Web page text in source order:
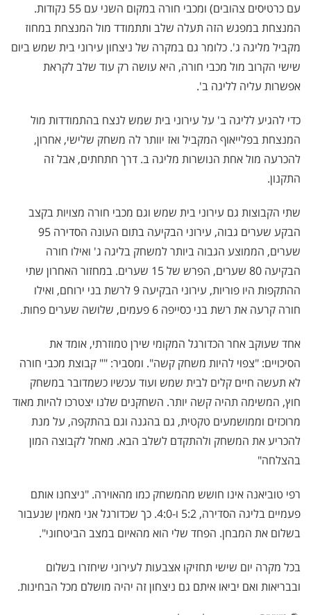
עם כרטיסים צהובים) ומכבי חורה במקום השני עם 55 נקודות.
המנצחת במפגש הזה תעלה שלב ותתמודד מול המנצחת במחוז
מקביל מליגה ג'. כלומר גם במקרה של ניצחון עירוני בית שמש ביום
שישי הקרוב מול מכבי חורה, היא עושה רק עוד שלב לקראת
אפשרות עליה לליגה ב'.
כדי להגיע לליגה ב' על עירוני בית שמש לנצח בהתמודדות מול
המנצחת בפלייאוף המקביל ואז יוותר לה משחק שלישי, אחרון,
להכרעה מול אחת הנושרות מליגה ב. דרך חתחתים, אבל זה
התקנון.
שתי הקבוצות גם עירוני בית שמש וגם מכבי חורה מצויות בקצב
הבקע שערים גבוה, עירוני הבקיעה בתום העונה הסדירה 95
שערים, הממוצע הגבוה ביותר למשחק בליגה ג' ואילו חורה
הבקיעה 80 שערים, הפרש של 15 שערים. במחזור האחרון שתי
ההתקפות היו פוריות, עירוני הבקיעה 9 לרשת בני ירוחם, ואילו
חורה קרעה את רשת בני כסייפה 6 פעמים, שלושה שערים פחות.
אחד שעוקב אחר הכדורגל המקומי שירן טמוזרתי, אומד את
הסיכויים: "צפוי להיות משחק קשה". ומסביר: "" קבוצת מכבי חורה
לא תעשה חיים קלים לבית שמש ועוד עכשיו כשמדובר במשחק
חוץ, המשימה תהיה קשה יותר. השחקנים שלנו יצטרכו להיות מאוד
מרוכזים וממושמעים טקטית, גם בהגנה וגם בהתקפה, על מנת
להכריע את המשחק ולהתקדם לשלב הבא. מאחל לקבוצה המון
בהצלחה"
רפי טוביאנה אינו חושש מהמשחק כמו מהאוירה. "ניצחנו אותם
פעמיים בליגה הסדירה, 5:2 ו-4:0. כך שכדורגל אני מאמין שנעבור
בשלום את המבחן. הפחד שלי הוא מהאיום במצב הביטחוני".
בכל מקרה יום שישי תחזיקו אצבעות לעירוני שיחזרו בשלום
ובבריאות ואם יביאו איתם גם ניצחון זה יהיה מושלם מכל הבחינות.